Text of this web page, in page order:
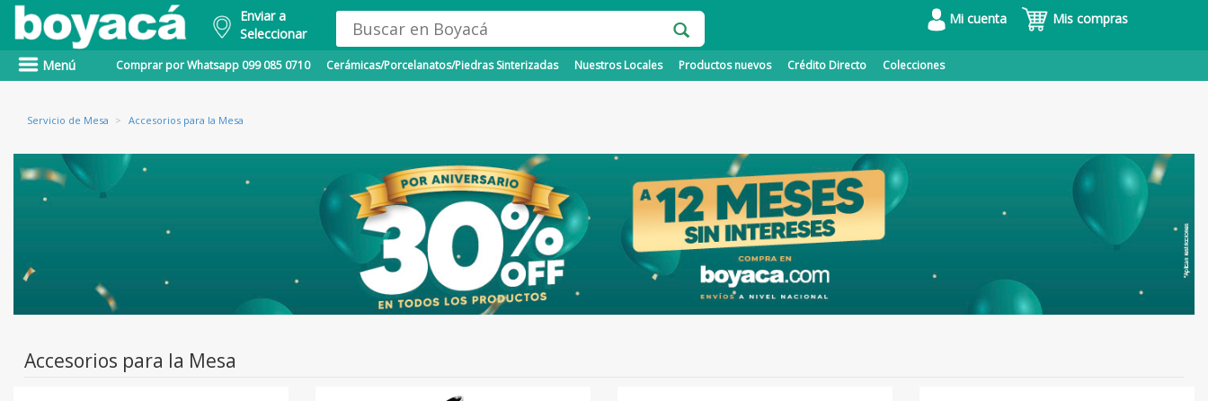
Enviar a
Seleccionar
Mi cuenta Mis compras
Menú Comprar por Whatsapp 099 085 0710 Cerámicas/Porcelanatos/Piedras Sinterizadas Nuestros Locales Productos nuevos Crédito Directo Colecciones
Servicio de Mesa > Accesorios para la Mesa
Accesorios para la Mesa